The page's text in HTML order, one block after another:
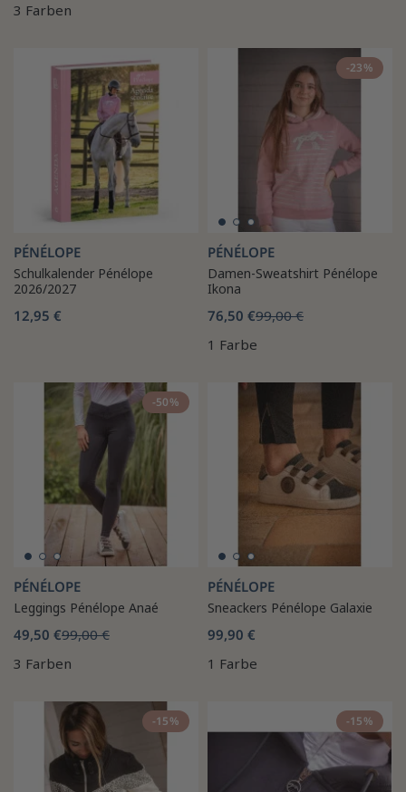
3 Farben
PÉNÉLOPE
Schulkalender Pénélope
2026/2027
12,95 €
-23%
PÉNÉLOPE
Damen-Sweatshirt Pénélope
Ikona
76,50 €99,00 €
1 Farbe
-50%
PÉNÉLOPE
Leggings Pénélope Anaé
49,50 €99,00 €
3 Farben
PÉNÉLOPE
Sneackers Pénélope Galaxie
99,90 €
1 Farbe
-15% -15%